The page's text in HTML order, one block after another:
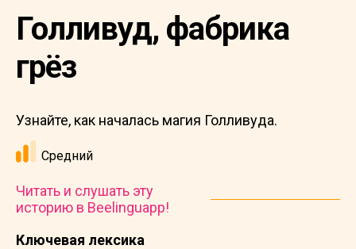
Ключевая лексика
Голливуд, фабрика
грёз
Узнайте, как началась магия Голливуда.
Средний
Читать и слушать эту
историю в Beelinguapp!